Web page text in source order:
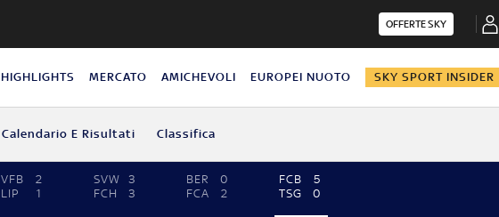
OFFERTE SKY
HIGHLIGHTS MERCATO AMICHEVOLI EUROPEI NUOTO SKY SPORT INSIDER
Calendario E Risultati Classifica
VFB
2
LIP
1
SVW
3
FCH
3
BER
0
FCA
2
FCB
5
TSG
0